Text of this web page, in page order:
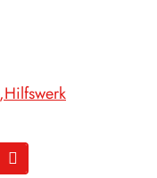
Hilfswerk